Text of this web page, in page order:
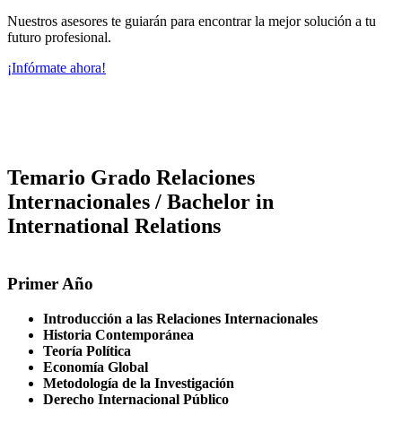
Nuestros asesores te guiarán para encontrar la mejor solución a tu
futuro profesional.
¡Infórmate ahora!
Temario Grado Relaciones
Internacionales / Bachelor in
International Relations
Primer Año
Introducción a las Relaciones Internacionales
Historia Contemporánea
Teoría Política
Economía Global
Metodología de la Investigación
Derecho Internacional Público